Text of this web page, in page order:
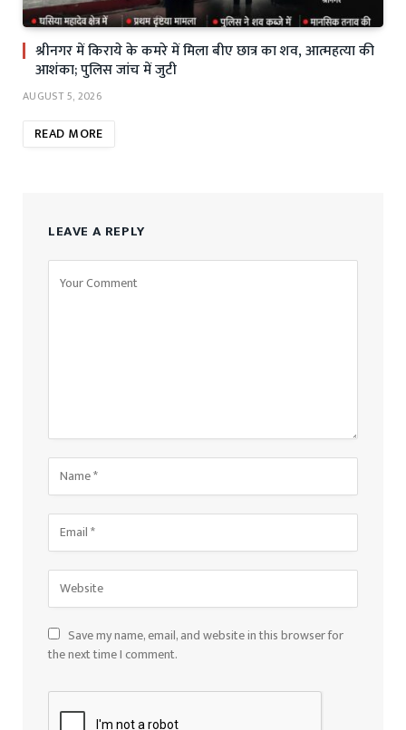
श्रीनगर में किराये के कमरे में मिला बीए छात्र का शव, आत्महत्या की
आशंका; पुलिस जांच में जुटी
AUGUST 5, 2026
READ MORE
LEAVE A REPLY
Save my name, email, and website in this browser for
the next time I comment.